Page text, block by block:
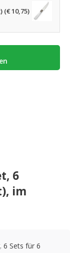
10,75)
6
im
6 Sets für 6